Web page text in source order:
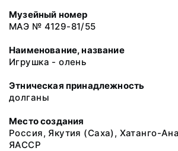
Музейный номер
МАЭ № 4129-81/55
Наименование, название
Игрушка - олень
Этническая принадлежность
долганы
Место создания
Россия, Якутия (Саха), Хатанго-
ЯАССР